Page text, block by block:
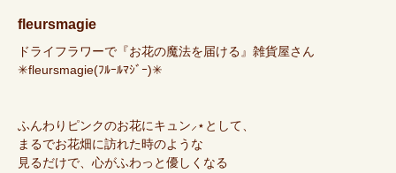
fleursmagie
ドライフラワーで『お花の魔法を届ける』雑貨屋さん
✳︎fleursmagie(ﾌﾙｰﾙﾏｼﾞｰ)✳︎
ふんわりピンクのお花にキュン⸝⋆として、
まるでお花畑に訪れた時のような
見るだけで、心がふわっと優しくなる